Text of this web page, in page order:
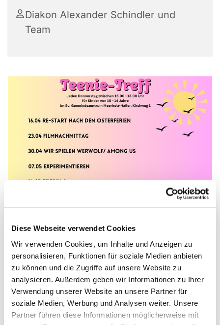
Diese Webseite verwendet Cookies
Wir verwenden Cookies, um Inhalte und Anzeigen zu
personalisieren, Funktionen für soziale Medien anbieten
zu können und die Zugriffe auf unsere Website zu
analysieren. Außerdem geben wir Informationen zu Ihrer
Verwendung unserer Website an unsere Partner für
soziale Medien, Werbung und Analysen weiter. Unsere
Partner führen diese Informationen möglicherweise mit
Diakon Alexander Schindler und
Team